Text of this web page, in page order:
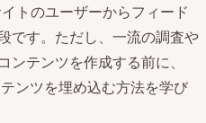
トのユーザーからフィード
です。ただし、一流の調査や
ンテンツを作成する前に、
ンツを埋め込む方法を学び